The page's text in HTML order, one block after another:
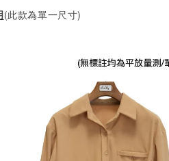
(此款為單一尺寸)